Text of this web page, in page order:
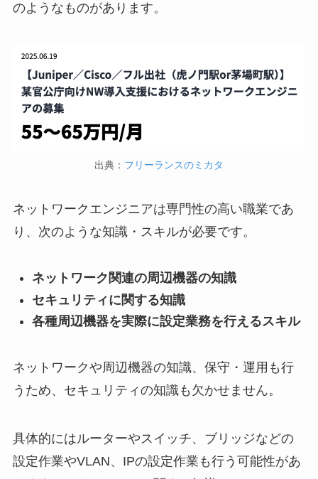
のようなものがあります。
出典： フリーランスのミカタ
ネットワークエンジニアは専門性の高い職業であ
り、次のような知識・スキルが必要です。
ネットワーク関連の周辺機器の知識
セキュリティに関する知識
各種周辺機器を実際に設定業務を行えるスキル
ネットワークや周辺機器の知識、保守・運用も行
うため、セキュリティの知識も欠かせません。
具体的にはルーターやスイッチ、ブリッジなどの
設定作業やVLAN、IPの設定作業も行う可能性があ